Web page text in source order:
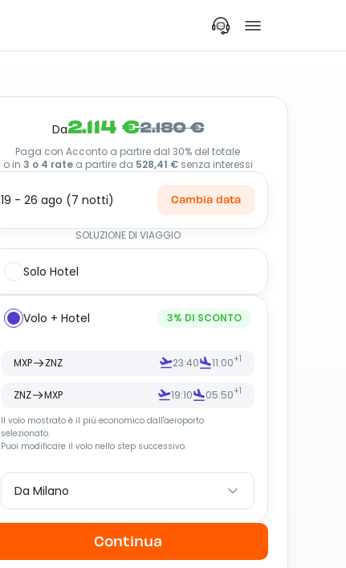
Da2.114 €2.180 €
Paga con Acconto a partire dal 30% del totale
o in 3 o 4 ratea partire da 528,41 €senza interessi
19 - 26 ago (7 notti) Cambia data
SOLUZIONE DI VIAGGIO
Solo Hotel
Volo + Hotel 3% DI SCONTO
MXP ZNZ 23:40 11:00+1
ZNZ MXP 19:10 05:50+1
Il volo mostrato è il più economico dall'aeroporto
selezionato.
Puoi modificare il volo nello step successivo.
Da Milano
Continua